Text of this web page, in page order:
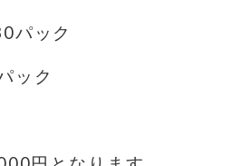
パック
ック